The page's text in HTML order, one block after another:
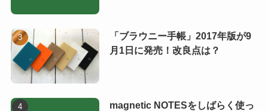
「ブラウニー手帳」2017年版が9
月1日に発売！改良点は？
magnetic NOTESをしばらく使っ